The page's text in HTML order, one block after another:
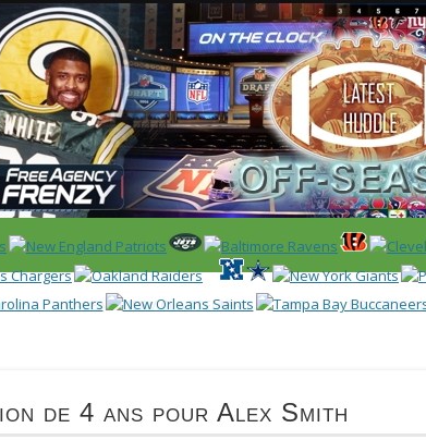
Américain (Foot US)
CALENDRIER / CLASSEMENT NFL DRAFT/
de 4 ans pour Alex Smith